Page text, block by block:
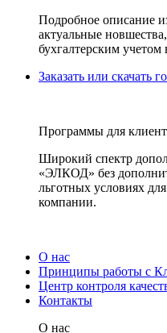
Подробное описание
актуальные
бухгалтерским
Заказать или скачать
Программы для
Широкий спектр
«ЭЛКОД» без
льготных условиях
компании.
О нас
Принципы работы с
Центр контроля
Контакты
О нас